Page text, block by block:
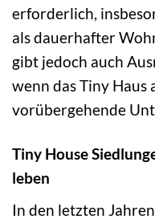
erforderlich,
als dauerhafter
gibt jedoch auch
wenn das Tiny Haus
vorübergehende
Tiny House
leben
In den letzten